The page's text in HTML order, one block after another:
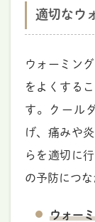
適切なウ
ウォーミン
をよくする
す。クール
げ、痛みや
らを適切に
の予防につな
ウォー